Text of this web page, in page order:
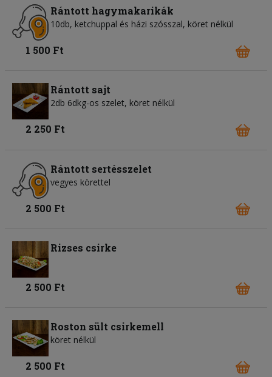
Rántott hagymakarikák
10db, ketchuppal és házi szósszal, köret nélkül
1 500 Ft
Rántott sajt
2db 6dkg-os szelet, köret nélkül
2 250 Ft
Rántott sertésszelet
vegyes körettel
2 500 Ft
Rizses csirke
2 500 Ft
Roston sült csirkemell
köret nélkül
2 500 Ft